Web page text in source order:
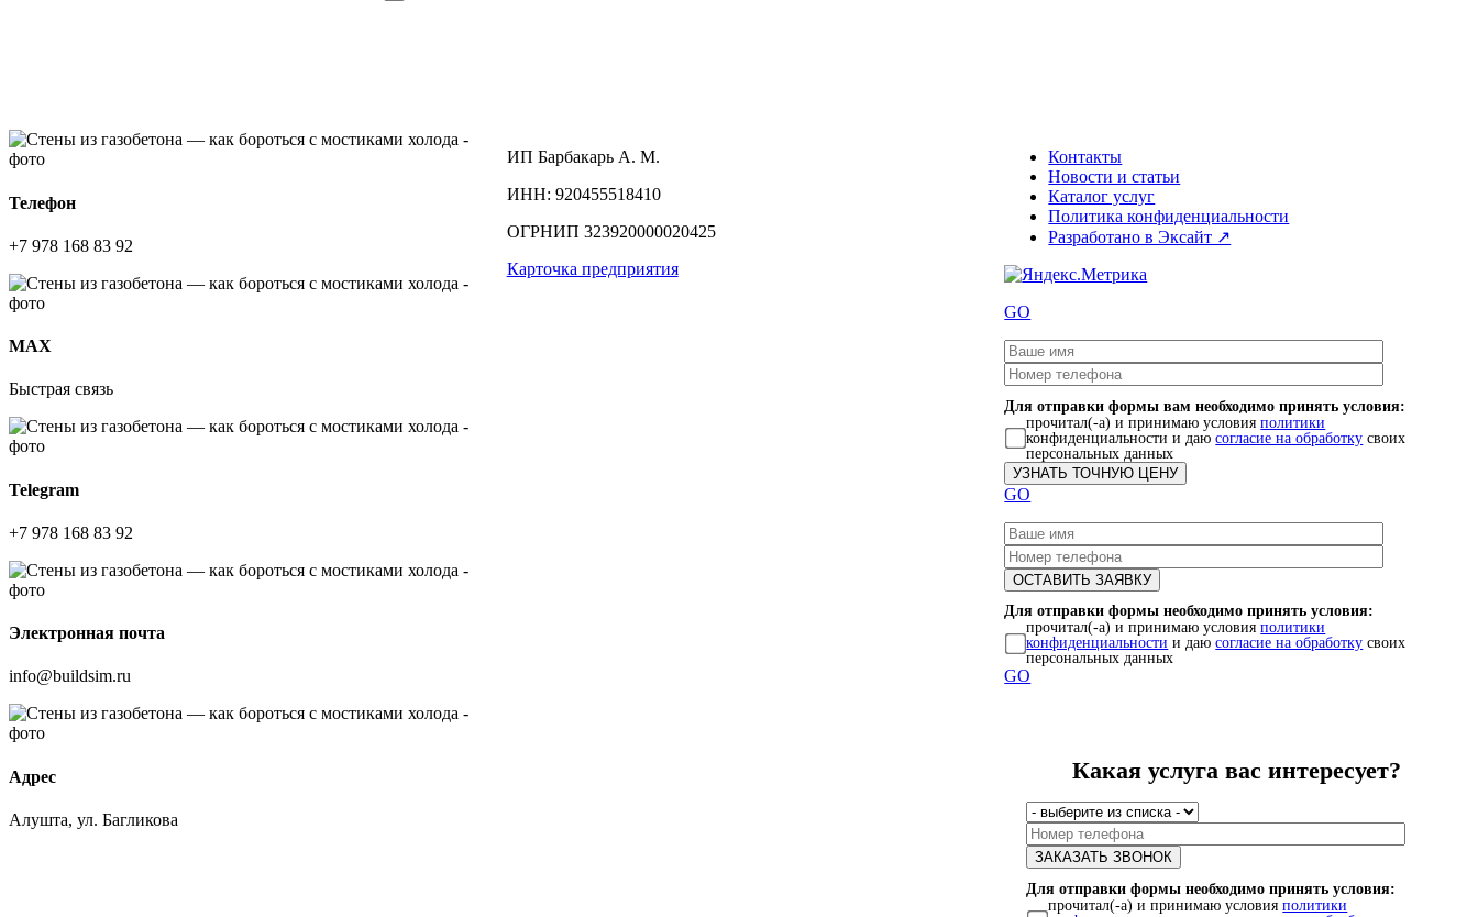
Телефон
+7 978 168 83 92
МАХ
Быстрая связь
Telegram
+7 978 168 83 92
Электронная почта
info@buildsim.ru
Адрес
Алушта, ул. Багликова
ИП Барбакарь А. М.
ИНН: 920455518410
ОГРНИП 323920000020425
Карточка предприятия
Контакты
Новости и статьи
Каталог услуг
Политика конфиденциальности
Разработано в Эксайт ↗
GO
Для отправки формы вам необходимо принять условия:
прочитал(-а) и принимаю условияполитики
конфиденциальности и даюсогласие на обработку своих
персональных данных
GO
Для отправки формы необходимо принять условия:
прочитал(-а) и принимаю условияполитики
конфиденциальности и даюсогласие на обработку своих
персональных данных
GO
Какая услуга вас интересует?
Для отправки формы необходимо принять условия:
прочитал(-а) и принимаю условияполитики